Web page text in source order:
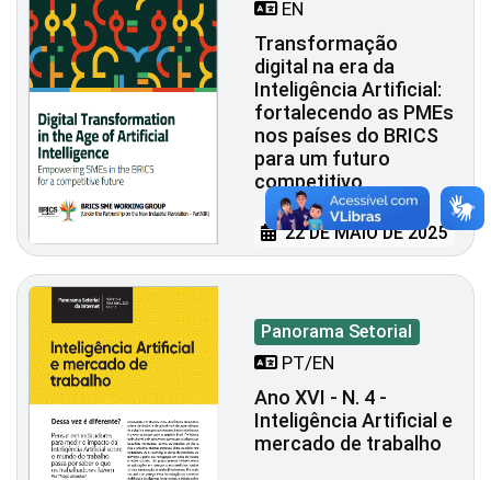
EN
Transformação
digital na era da
Inteligência Artificial:
fortalecendo as PMEs
nos países do BRICS
para um futuro
competitivo
22 DE MAIO DE 2025
Panorama Setorial
PT/EN
Ano XVI - N. 4 -
Inteligência Artificial e
mercado de trabalho